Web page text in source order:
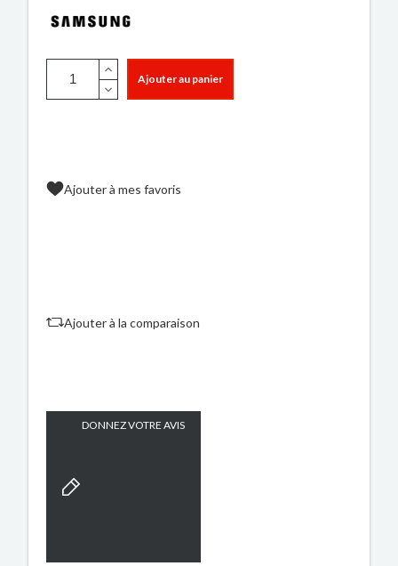
Ajouter au panier
Ajouter à mes favoris
Ajouter à la comparaison
DONNEZ VOTRE AVIS